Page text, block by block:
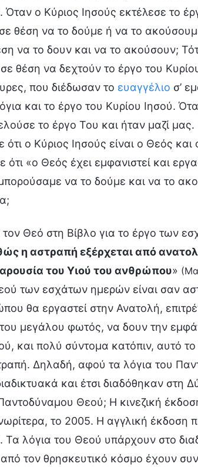
ο Κύριος Ιησούς εκτέλεσε το
σε θέση να το δούμε ή να το
να το δουν και να το ακούσουν; Τότε
θέση να δεχτούν το έργο του
που διέδωσαν το ευαγγέλιο σ’
και το έργο του Κυρίου Ιησού.
το έργο Του και ήταν μαζί
ο Κύριος Ιησούς είναι ο Θεός
ότι «ο Θεός έχει εμφανιστεί και
να το δούμε και να το
Θεό στη Βίβλο για το έργο των
η αστραπή εξέρχεται από
του Υιού του ανθρώπου»
των εσχάτων ημερών είναι σαν
θα εργαστεί στην Ανατολή,
μεγάλου φωτός, να δουν την
και πολύ σύντομα κατόπιν, αυτό
Δηλαδή, αφού τα λόγια του
και έτσι διαδόθηκαν στη
Θεού; Η κινεζική
το 2005. Η αγγλική έκδοση
Τα λόγια του Θεού υπάρχουν στο
τον θρησκευτικό κόσμο έχουν